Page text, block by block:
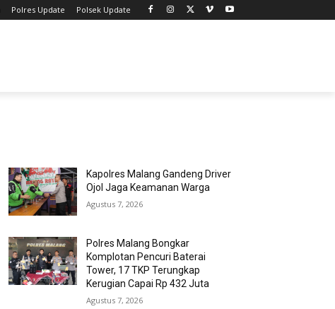
Polres Update Polsek Update
Kapolres Malang Gandeng Driver
Ojol Jaga Keamanan Warga
Agustus 7, 2026
Polres Malang Bongkar
Komplotan Pencuri Baterai
Tower, 17 TKP Terungkap
Kerugian Capai Rp 432 Juta
Agustus 7, 2026